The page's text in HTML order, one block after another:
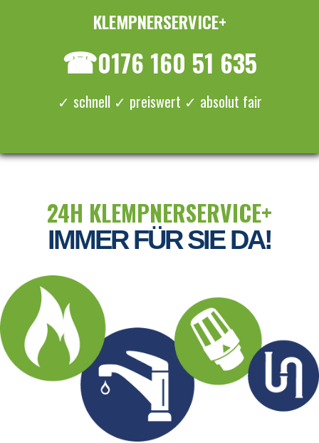
KLEMPNERSERVICE+
☎0176 160 51 635
✓ schnell ✓ preiswert ✓ absolut fair
24H KLEMPNERSERVICE+
IMMER FÜR SIE DA!